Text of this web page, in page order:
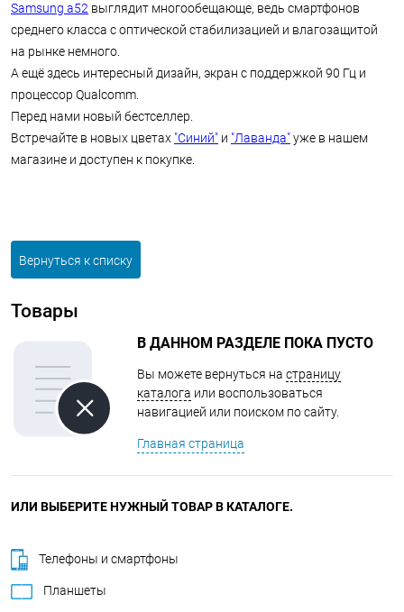
Samsung a52 выглядит многообещающе, ведь смартфонов
среднего класса с оптической стабилизацией и влагозащитой
на рынке немного.
А ещё здесь интересный дизайн, экран с поддержкой 90 Гц и
процессор Qualcomm.
Перед нами новый бестселлер.
Встречайте в новых цветах "Синий" и "Лаванда"уже в нашем
магазине и доступен к покупке.
Вернуться к списку
Товары
В ДАННОМ РАЗДЕЛЕ ПОКА ПУСТО
Вы можете вернуться на страницу
каталога или воспользоваться
навигацией или поиском по сайту.
Главная страница
ИЛИ ВЫБЕРИТЕ НУЖНЫЙ ТОВАР В КАТАЛОГЕ.
Телефоны и смартфоны
Планшеты